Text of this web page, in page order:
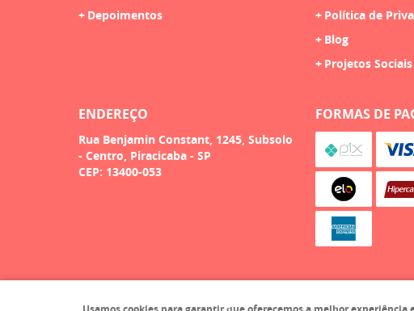
Depoimentos
Política de
Blog
Projetos Sociais
ENDEREÇO
Rua Benjamin Constant, 1245, Subsolo
- Centro, Piracicaba - SP
CEP: 13400-053
FORMAS DE